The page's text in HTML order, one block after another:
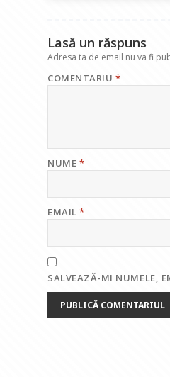
Lasă un răspuns
Adresa ta de email nu va fi
COMENTARIU *
NUME *
EMAIL*
SALVEAZĂ-MI NUMELE,